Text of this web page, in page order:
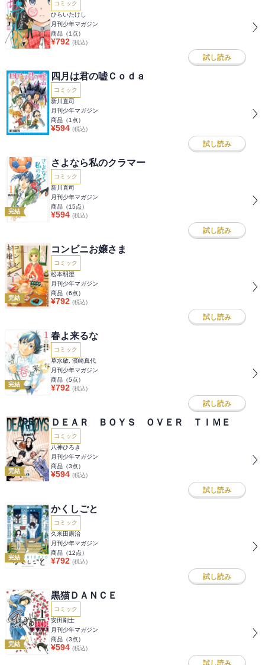
コミック
ひらいたけし
月刊少年マガジン
商品（1 点）
¥792 (税込)
試し読み
四月は君の嘘Ｃｏｄａ
コミック
新川直司
月刊少年マガジン
商品（1 点）
¥594 (税込)
試し読み
完結
さよなら私のクラマー
コミック
新川直司
月刊少年マガジン
商品（15点）
¥594 (税込)
試し読み
完結
コンビニお嬢さま
コミック
松本明澄
月刊少年マガジン
商品（6点）
¥792 (税込)
試し読み
完結
春よ来るな
コミック
草水敏, 濱崎真代
月刊少年マガジン
商品（5点）
¥792 (税込)
試し読み
完結
ＤＥＡＲ ＢＯＹＳ ＯＶＥＲ ＴＩＭＥ
コミック
八神ひろき
月刊少年マガジン
商品（3点）
¥594 (税込)
試し読み
完結
かくしごと
コミック
久米田康治
月刊少年マガジン
商品（12点）
¥792 (税込)
試し読み
完結
黒猫ＤＡＮＣＥ
コミック
安田剛士
月刊少年マガジン
商品（3点）
¥594 (税込)
試し読み